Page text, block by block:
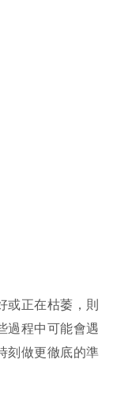
或正在枯萎，則
過程中可能會遇
刻做更徹底的準